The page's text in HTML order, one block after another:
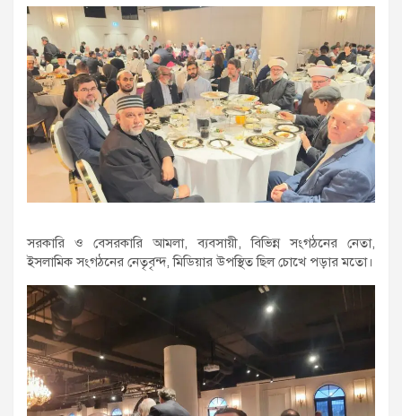
সরকারি ও বেসরকারি আমলা, ব্যবসায়ী, বিভিন্ন সংগঠনের নেতা,
ইসলামিক সংগঠনের নেতৃবৃন্দ, মিডিয়ার উপস্থিত ছিল চোখে পড়ার মতো।